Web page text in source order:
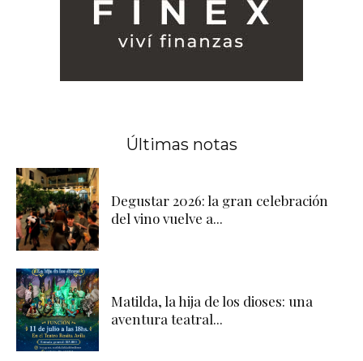
Últimas notas
Degustar 2026: la gran celebración
del vino vuelve a...
Matilda, la hija de los dioses: una
aventura teatral...